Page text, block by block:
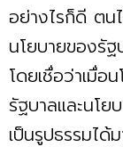
อย่างไรก็ดี ตน
นโยบายของรั
โดยเชื่อว่าเมื่อ
รัฐบาลและนโย
เป็นรูปธรรมได้